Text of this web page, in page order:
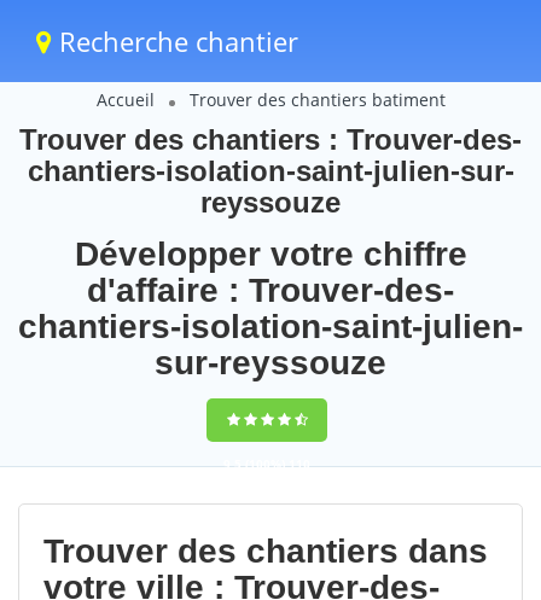
Recherche chantier
Accueil Trouver des chantiers batiment
Trouver des chantiers : Trouver-des-
chantiers-isolation-saint-julien-sur-
reyssouze
Développer votre chiffre
d'affaire : Trouver-des-
chantiers-isolation-saint-julien-
sur-reyssouze
9,5(100%)110
votes
Trouver des chantiers dans
votre ville : Trouver-des-